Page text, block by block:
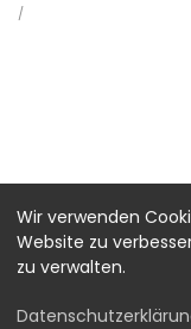
/
Wir verwenden
Website zu
zu verwalten.